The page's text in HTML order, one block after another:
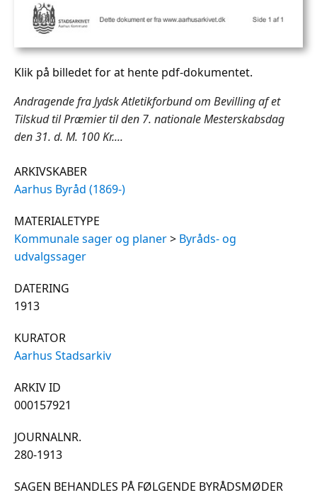
Klik på billedet for at hente pdf-dokumentet.
Andragende fra Jydsk Atletikforbund om Bevilling af et
Tilskud til Præmier til den 7. nationale Mesterskabsdag
den 31. d. M. 100 Kr....
ARKIVSKABER
Aarhus Byråd (1869-)
MATERIALETYPE
Kommunale sager og planer> Byråds- og
udvalgssager
DATERING
1913
KURATOR
Aarhus Stadsarkiv
ARKIV ID
000157921
JOURNALNR.
280-1913
SAGEN BEHANDLES PÅ FØLGENDE BYRÅDSMØDER